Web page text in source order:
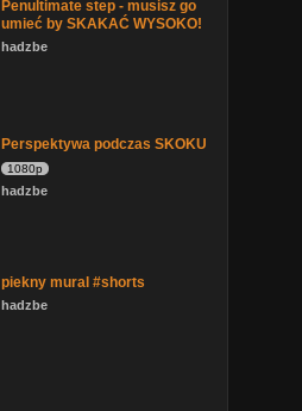
Penultimate step - musisz go
umieć by SKAKAĆ WYSOKO!
hadzbe
Perspektywa podczas SKOKU
1080p
hadzbe
piekny mural #shorts
hadzbe